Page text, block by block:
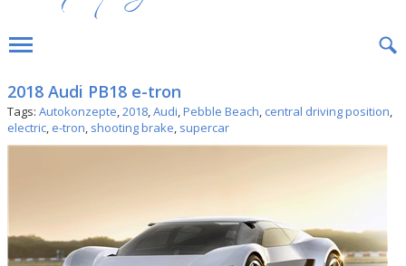
2018 Audi PB18 e-tron
Tags: Autokonzepte,2018,Audi,Pebble Beach, central driving position,
electric, e-tron, shooting brake, supercar